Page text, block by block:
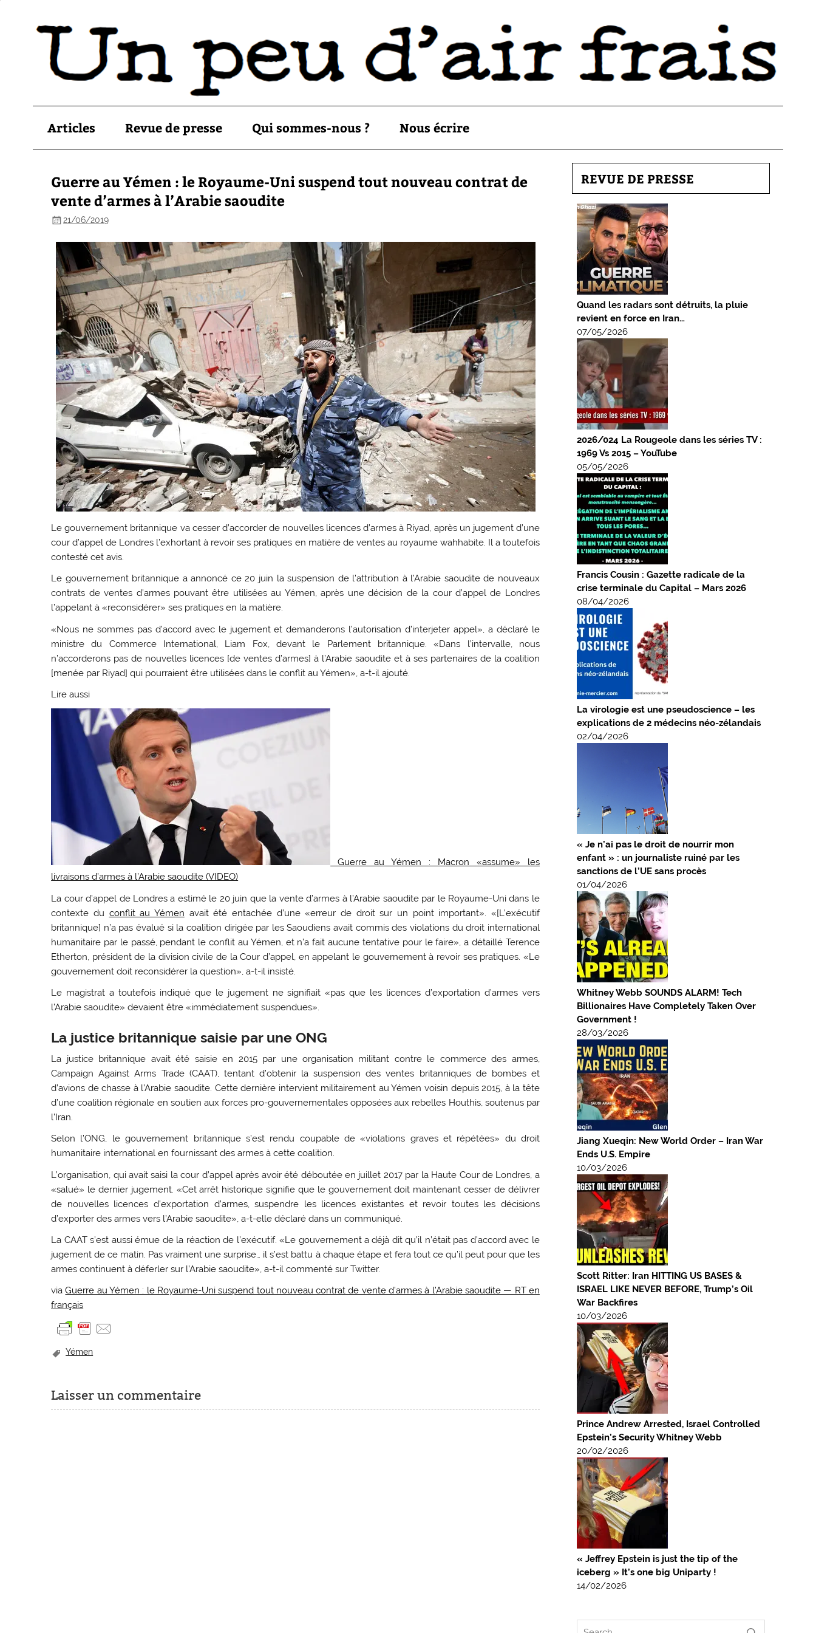
Articles Revue de presse Qui sommes-nous ? Nous écrire
Guerre au Yémen : le Royaume-Uni suspend tout nouveau contrat de
vente d’armes à l’Arabie saoudite
21/06/2019
Le gouvernement britannique va cesser d’accorder de nouvelles licences d’armes à Riyad, après un jugement d’une
cour d’appel de Londres l’exhortant à revoir ses pratiques en matière de ventes au royaume wahhabite. Il a toutefois
contesté cet avis.
Le gouvernement britannique a annoncé ce 20 juin la suspension de l’attribution à l’Arabie saoudite de nouveaux
contrats de ventes d’armes pouvant être utilisées au Yémen, après une décision de la cour d’appel de Londres
l’appelant à «reconsidérer» ses pratiques en la matière.
«Nous ne sommes pas d’accord avec le jugement et demanderons l’autorisation d’interjeter appel», a déclaré le
ministre du Commerce International, Liam Fox, devant le Parlement britannique. «Dans l’intervalle, nous
n’accorderons pas de nouvelles licences [de ventes d’armes] à l’Arabie saoudite et à ses partenaires de la coalition
[menée par Riyad] qui pourraient être utilisées dans le conflit au Yémen», a-t-il ajouté.
Lire aussi
Guerre au Yémen : Macron «assume» les
livraisons d’armes à l’Arabie saoudite (VIDEO)
La cour d’appel de Londres a estimé le 20 juin que la vente d’armes à l’Arabie saoudite par le Royaume-Uni dans le
contexte du conflit au Yémen avait été entachée d’une «erreur de droit sur un point important». «[L’exécutif
britannique] n’a pas évalué si la coalition dirigée par les Saoudiens avait commis des violations du droit international
humanitaire par le passé, pendant le conflit au Yémen, et n’a fait aucune tentative pour le faire», a détaillé Terence
Etherton, président de la division civile de la Cour d’appel, en appelant le gouvernement à revoir ses pratiques. «Le
gouvernement doit reconsidérer la question», a-t-il insisté.
Le magistrat a toutefois indiqué que le jugement ne signifiait «pas que les licences d’exportation d’armes vers
l’Arabie saoudite» devaient être «immédiatement suspendues».
La justice britannique saisie par une ONG
La justice britannique avait été saisie en 2015 par une organisation militant contre le commerce des armes,
Campaign Against Arms Trade (CAAT), tentant d’obtenir la suspension des ventes britanniques de bombes et
d’avions de chasse à l’Arabie saoudite. Cette dernière intervient militairement au Yémen voisin depuis 2015, à la tête
d’une coalition régionale en soutien aux forces pro-gouvernementales opposées aux rebelles Houthis, soutenus par
l’Iran.
Selon l’ONG, le gouvernement britannique s’est rendu coupable de «violations graves et répétées» du droit
humanitaire international en fournissant des armes à cette coalition.
L’organisation, qui avait saisi la cour d’appel après avoir été déboutée en juillet 2017 par la Haute Cour de Londres, a
«salué» le dernier jugement. «Cet arrêt historique signifie que le gouvernement doit maintenant cesser de délivrer
de nouvelles licences d’exportation d’armes, suspendre les licences existantes et revoir toutes les décisions
d’exporter des armes vers l’Arabie saoudite», a-t-elle déclaré dans un communiqué.
La CAAT s’est aussi émue de la réaction de l’exécutif. «Le gouvernement a déjà dit qu’il n’était pas d’accord avec le
jugement de ce matin. Pas vraiment une surprise… il s’est battu à chaque étape et fera tout ce qu’il peut pour que les
armes continuent à déferler sur l’Arabie saoudite», a-t-il commenté sur Twitter.
viaGuerre au Yémen : le Royaume-Uni suspend tout nouveau contrat de vente d’armes à l’Arabie saoudite — RT en
français
Yémen
Laisser un commentaire
REVUE DE PRESSE
Quand les radars sont détruits, la pluie
revient en force en Iran…
07/05/2026
2026/024 La Rougeole dans les séries TV :
1969 Vs 2015 – YouTube
05/05/2026
Francis Cousin : Gazette radicale de la
crise terminale du Capital – Mars 2026
08/04/2026
La virologie est une pseudoscience – les
explications de 2 médecins néo-zélandais
02/04/2026
« Je n’ai pas le droit de nourrir mon
enfant » : un journaliste ruiné par les
sanctions de l’UE sans procès
01/04/2026
Whitney Webb SOUNDS ALARM! Tech
Billionaires Have Completely Taken Over
Government !
28/03/2026
Jiang Xueqin: New World Order – Iran War
Ends U.S. Empire
10/03/2026
Scott Ritter: Iran HITTING US BASES &
ISRAEL LIKE NEVER BEFORE, Trump’s Oil
War Backfires
10/03/2026
Prince Andrew Arrested, Israel Controlled
Epstein’s Security Whitney Webb
20/02/2026
« Jeffrey Epstein is just the tip of the
iceberg » It’s one big Uniparty !
14/02/2026